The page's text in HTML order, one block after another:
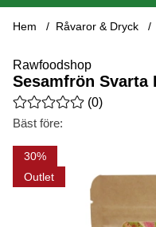
Hem Råvaror & Dryck
Rawfoodshop
Sesamfrön Svarta
Medelbetyg 0 av 5 Antal
(0)
Bäst före:
30
Outlet
Produktbilder Sesamfrön